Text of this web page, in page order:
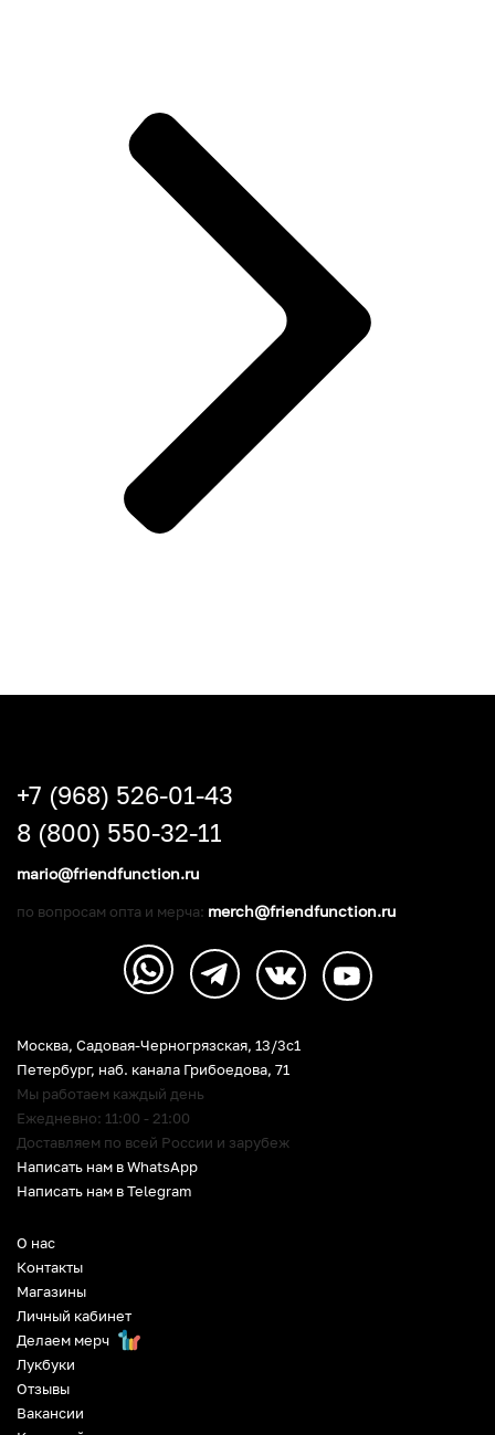
О нас
Контакты
Магазины
Личный кабинет
Делаем мерч
Лукбуки
Отзывы
Вакансии
Москва, Садовая-Черногрязская, 13/3c1
Петербург, наб. канала Грибоедова, 71
Мы работаем каждый день
Ежедневно: 11:00 - 21:00
Доставляем по всей России и зарубеж
Написать нам в WhatsApp
Написать нам в Telegram
+7 (968) 526-01-43
8 (800) 550-32-11
mario@friendfunction.ru
по вопросам опта и мерча: merch@friendfunction.ru